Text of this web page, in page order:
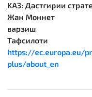
KA3: Дастгирии
Жан Моннет
варзиш
https://ec.europa.eu/
plus/about_en